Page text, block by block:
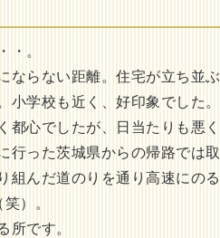
・。
ならない距離。住宅が立ち並ぶ
学校も近く、好印象でした。
都心でしたが、日当たりも悪く
行った茨城県からの帰路では取
組んだ道のりを通り高速にのる
）。
所です。